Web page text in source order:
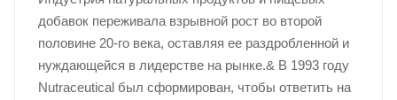
добавок переживала взрывной рост во второй
половине 20-го века, оставляя ее раздробленной и
нуждающейся в лидерстве на рынке.& В 1993 году
Nutraceutical был сформирован, чтобы ответить на